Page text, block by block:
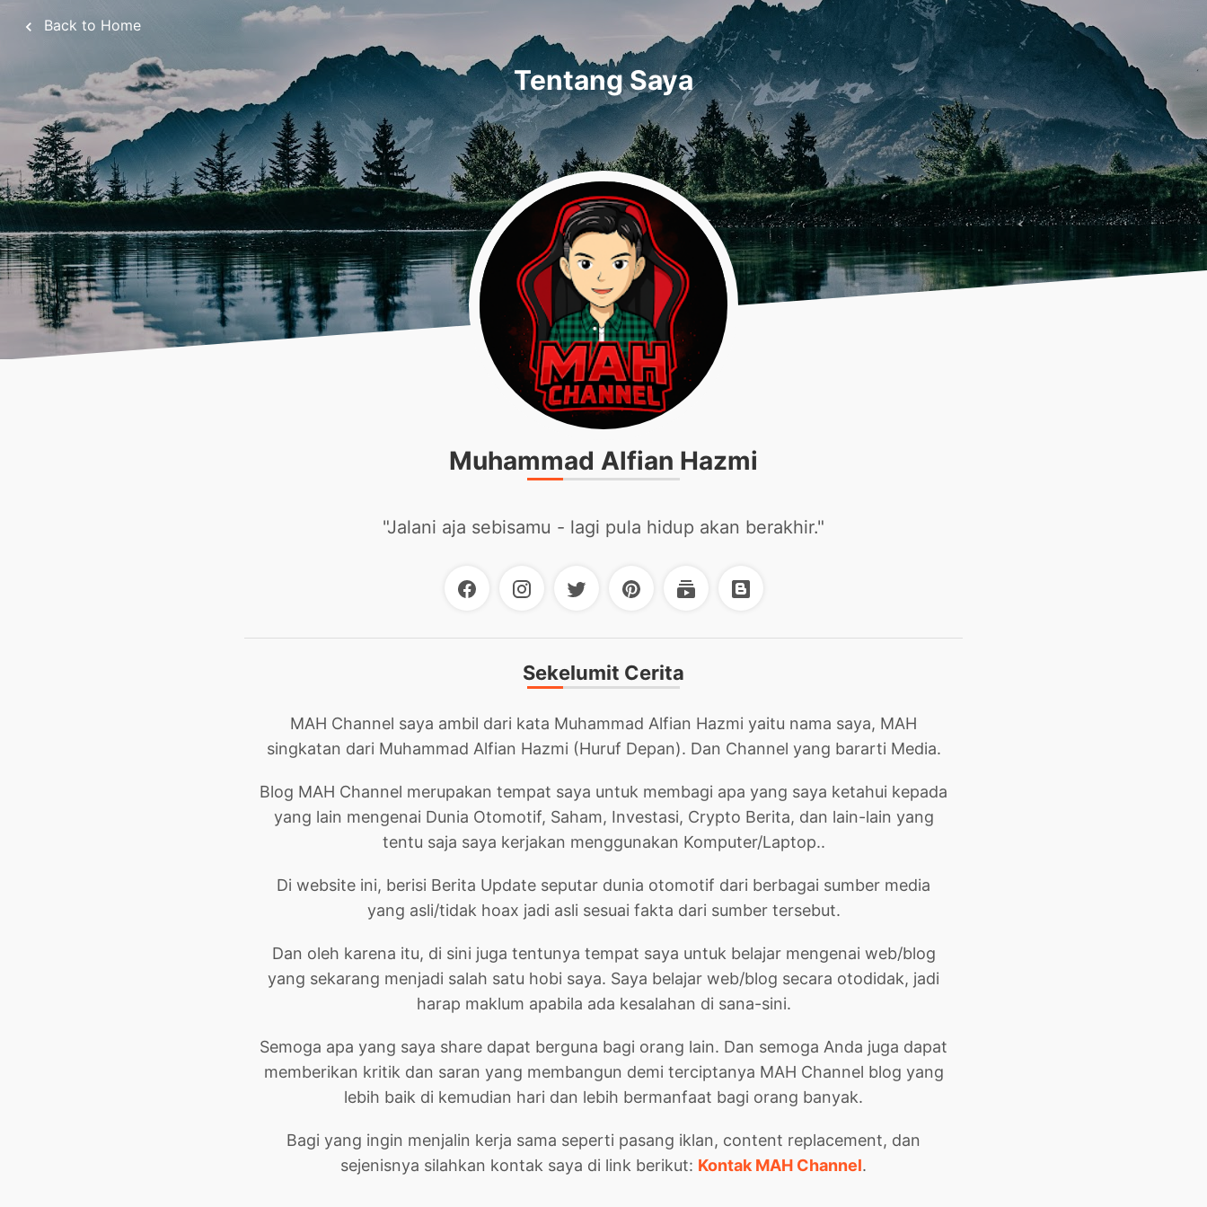
Back to Home
Tentang Saya
Muhammad Alfian Hazmi
"Jalani aja sebisamu - lagi pula hidup akan berakhir."
Sekelumit Cerita
MAH Channel saya ambil dari kata Muhammad Alfian Hazmi yaitu nama saya, MAH
singkatan dari Muhammad Alfian Hazmi (Huruf Depan). Dan Channel yang bararti Media.
Blog MAH Channel merupakan tempat saya untuk membagi apa yang saya ketahui kepada
yang lain mengenai Dunia Otomotif, Saham, Investasi, Crypto Berita, dan lain-lain yang
tentu saja saya kerjakan menggunakan Komputer/Laptop..
Di website ini, berisi Berita Update seputar dunia otomotif dari berbagai sumber media
yang asli/tidak hoax jadi asli sesuai fakta dari sumber tersebut.
Dan oleh karena itu, di sini juga tentunya tempat saya untuk belajar mengenai web/blog
yang sekarang menjadi salah satu hobi saya. Saya belajar web/blog secara otodidak, jadi
harap maklum apabila ada kesalahan di sana-sini.
Semoga apa yang saya share dapat berguna bagi orang lain. Dan semoga Anda juga dapat
memberikan kritik dan saran yang membangun demi terciptanya MAH Channel blog yang
lebih baik di kemudian hari dan lebih bermanfaat bagi orang banyak.
Bagi yang ingin menjalin kerja sama seperti pasang iklan, content replacement, dan
sejenisnya silahkan kontak saya di link berikut: Kontak MAH Channel.